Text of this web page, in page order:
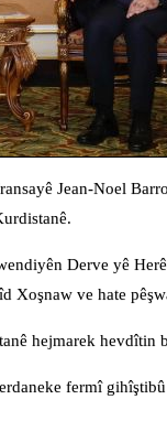
Jean-Noel
Derve yê
Xoşnaw ve hate
hejmarek hevdîtin
fermî